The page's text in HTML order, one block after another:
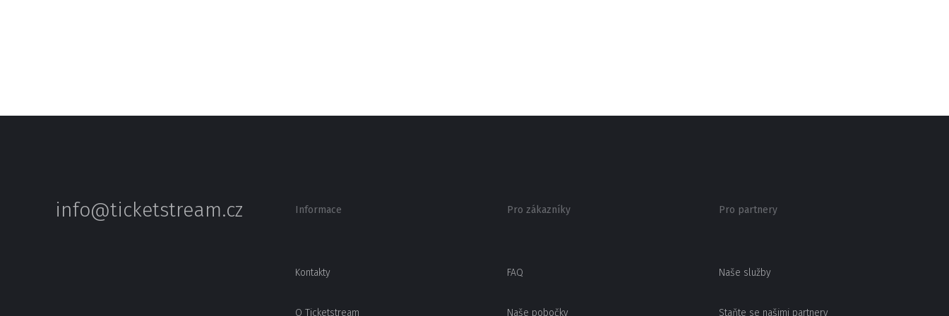
info@ticketstream.cz Informace
Kontakty
O Ticketstream
Pro zákazníky
FAQ
Naše pobočky
Pro partnery
Naše služby
Staňte se našimi partnery